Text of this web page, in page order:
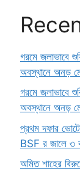
গরমে জলাভাবে
অবস্থানে অনড়
গরমে জলাভাবে
অবস্থানে অনড়
প্রথম দফার
BSF র জালে ৩
অমিত শাহের